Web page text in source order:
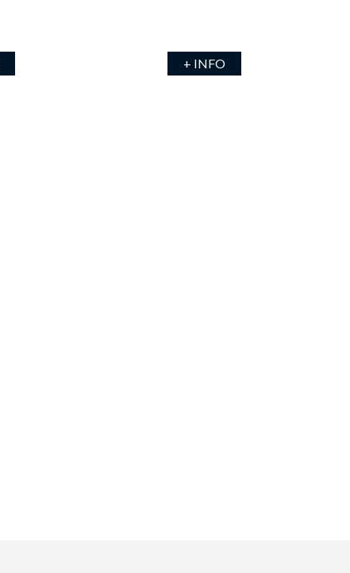
+ INFO